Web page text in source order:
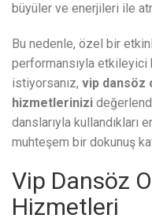
büyüler ve enerjileri ile
Bu nedenle, özel bir
performansıyla etkileyici
istiyorsanız, vip dansöz
hizmetlerinizi
danslarıyla
muhteşem bir dokunuş
Vip Dansöz
Hizmetleri